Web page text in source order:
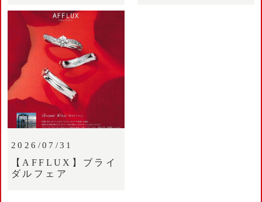
2026/07/31
【AFFLUX】ブライ
ダルフェア